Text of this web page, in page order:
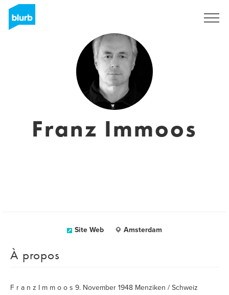
Franz Immoos
Site Web Amsterdam
À propos
F r a n z I m m o o s 9. November 1948 Menziken / Schweiz